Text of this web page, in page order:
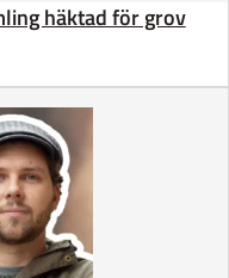
häktad för grov